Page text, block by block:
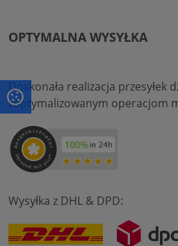
OPTYMALNA WYSYŁKA
Doskonała realizacja przesyłek
zoptymalizowanym operacjom
Wysyłka z DHL & DPD: